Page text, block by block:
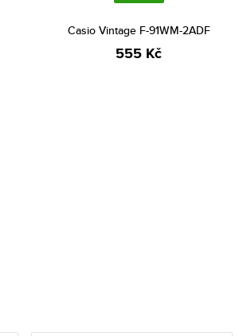
Casio Vintage F-91WM-2ADF
555 Kč